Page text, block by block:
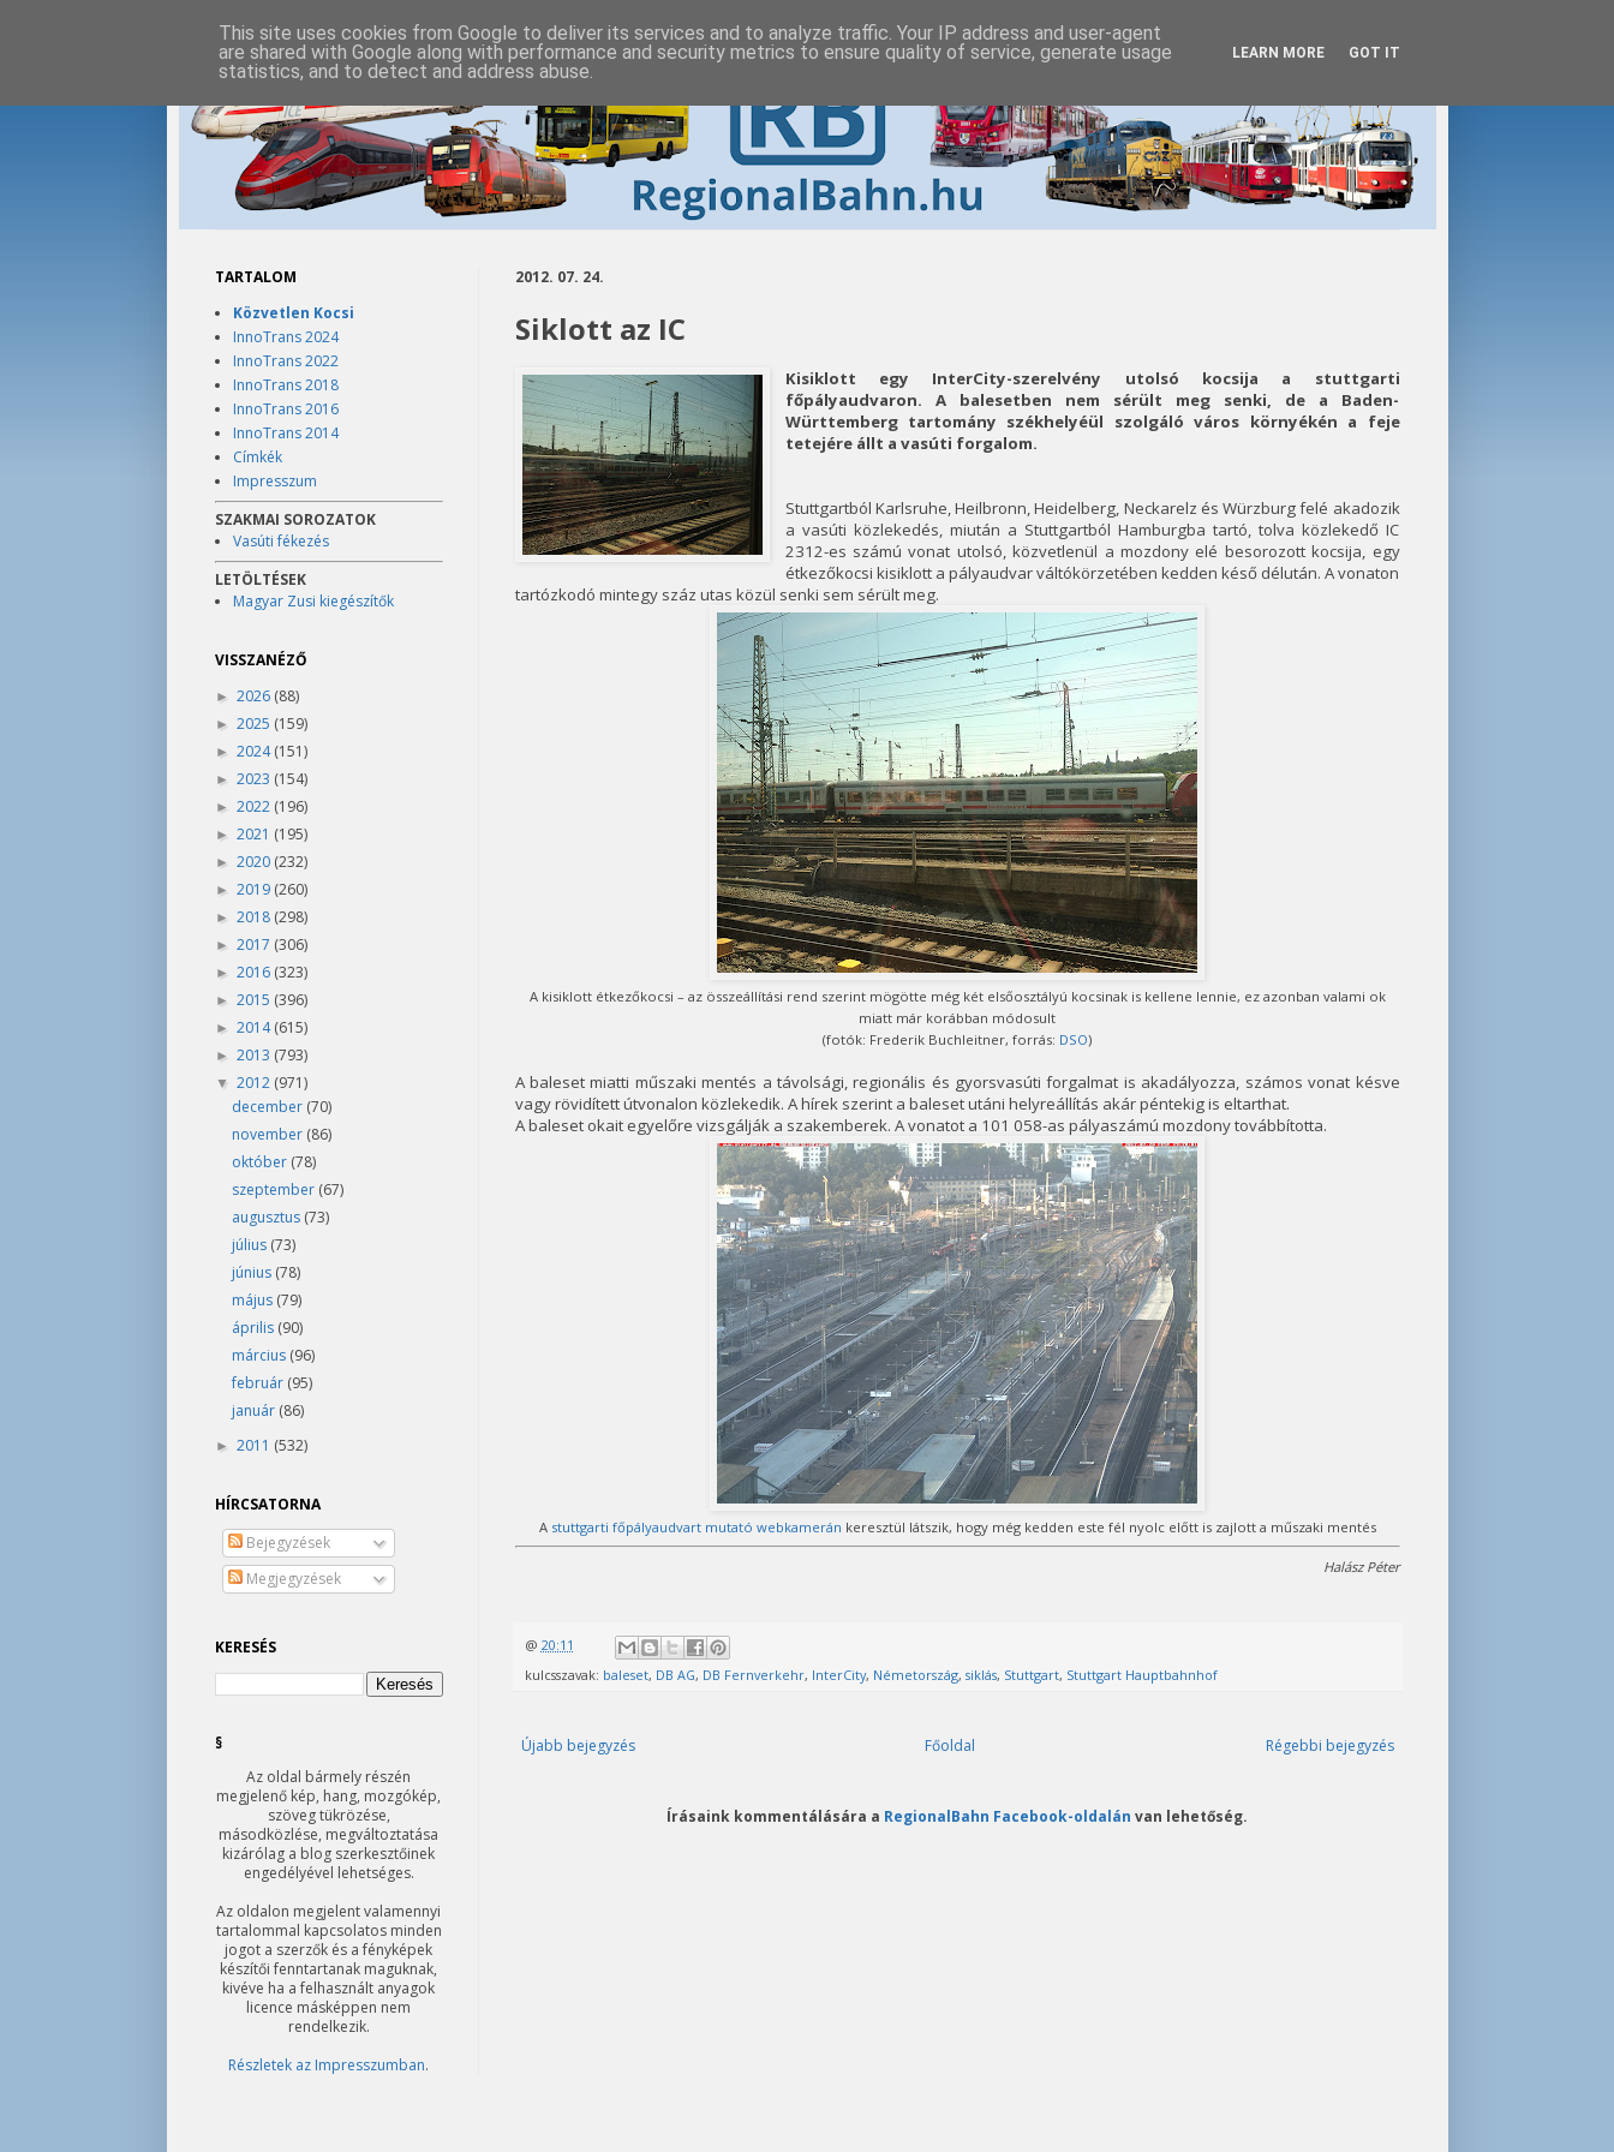
2012. 07. 24.
Siklott az IC
Kisiklott egy InterCity-szerelvény utolsó kocsija a stuttgarti
főpályaudvaron. A balesetben nem sérült meg senki, de a Baden-
Württemberg tartomány székhelyéül szolgáló város környékén a feje
tetejére állt a vasúti forgalom.
Stuttgartból Karlsruhe, Heilbronn, Heidelberg, Neckarelz és Würzburg felé akadozik
a vasúti közlekedés, miután a Stuttgartból Hamburgba tartó, tolva közlekedő IC
2312-es számú vonat utolsó, közvetlenül a mozdony elé besorozott kocsija, egy
étkezőkocsi kisiklott a pályaudvar váltókörzetében kedden késő délután. A vonaton
tartózkodó mintegy száz utas közül senki sem sérült meg.
A kisiklott étkezőkocsi – az összeállítási rend szerint mögötte még két elsőosztályú kocsinak is kellene lennie, ez azonban valami ok
miatt már korábban módosult
(fotók: Frederik Buchleitner, forrás: DSO)
A baleset miatti műszaki mentés a távolsági, regionális és gyorsvasúti forgalmat is akadályozza, számos vonat késve
vagy rövidített útvonalon közlekedik. A hírek szerint a baleset utáni helyreállítás akár péntekig is eltarthat.
A baleset okait egyelőre vizsgálják a szakemberek. A vonatot a 101 058-as pályaszámú mozdony továbbította.
A stuttgarti főpályaudvart mutató webkamerán keresztül látszik, hogy még kedden este fél nyolc előtt is zajlott a műszaki mentés
Halász Péter
@ 20:11
kulcsszavak: baleset, DB AG, DB Fernverkehr, InterCity, Németország, siklás, Stuttgart, Stuttgart Hauptbahnhof
Újabb bejegyzés Régebbi bejegyzés
Főoldal
Írásaink kommentálására a RegionalBahn Facebook-oldalán van lehetőség.
TARTALOM
Közvetlen Kocsi
InnoTrans 2024
InnoTrans 2022
InnoTrans 2018
InnoTrans 2016
InnoTrans 2014
Címkék
Impresszum
SZAKMAI SOROZATOK
Vasúti fékezés
LETÖLTÉSEK
Magyar Zusi kiegészítők
VISSZANÉZŐ
► 2026 (88)
► 2025 (159)
► 2024(151)
► 2023 (154)
► 2022 (196)
► 2021 (195)
► 2020 (232)
► 2019 (260)
► 2018 (298)
► 2017 (306)
► 2016 (323)
► 2015 (396)
► 2014(615)
► 2013 (793)
▼ 2012 (971)
december (70)
november (86)
október (78)
szeptember (67)
augusztus (73)
július (73)
június (78)
május (79)
április (90)
március (96)
február (95)
január (86)
► 2011 (532)
HÍRCSATORNA
Bejegyzések
Megjegyzések
KERESÉS
§
Az oldal bármely részén
megjelenő kép, hang, mozgókép,
szöveg tükrözése,
másodközlése, megváltoztatása
kizárólag a blog szerkesztőinek
engedélyével lehetséges.
Az oldalon megjelent valamennyi
tartalommal kapcsolatos minden
jogot a szerzők és a fényképek
készítői fenntartanak maguknak,
kivéve ha a felhasznált anyagok
licence másképpen nem
rendelkezik.
Részletek az Impresszumban.
This site uses cookies from Google to deliver its services and to analyze traffic. Your IP address and user-agent
are shared with Google along with performance and security metrics to ensure quality of service, generate usage
statistics, and to detect and address abuse.
LEARN MORE GOT IT